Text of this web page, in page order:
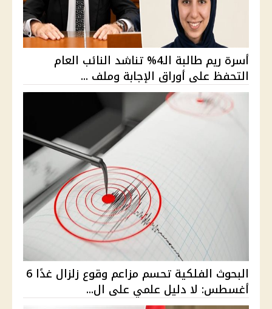
أسرة ريم طالبة الـ4% تناشد النائب العام
التحفظ على أوراق الإجابة وملف ...
البحوث الفلكية تحسم مزاعم وقوع زلزال غدًا 6
أغسطس: لا دليل علمي على ال...